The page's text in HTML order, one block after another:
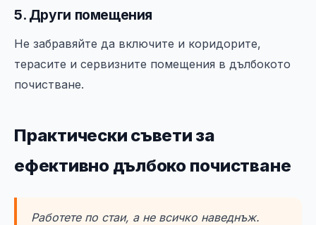
5. Други помещения
Не забравяйте да включите и коридорите,
терасите и сервизните помещения в дълбокото
почистване.
Практически съвети за
ефективно дълбоко почистване
Работете по стаи, а не всичко наведнъж.